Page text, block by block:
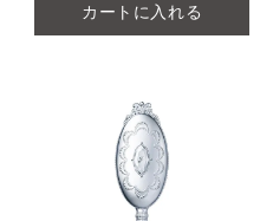
カートに入れる